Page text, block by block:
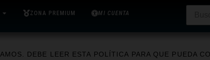
ZONA PREMIUM MI CUENTA
DEBE LEER ESTA POLÍTICA PARA QUE PUEDA